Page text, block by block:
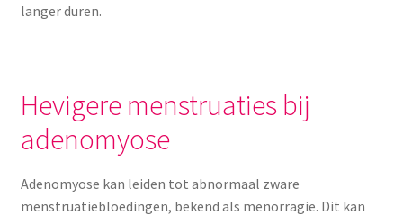
langer duren.
Hevigere menstruaties bij
adenomyose
Adenomyose kan leiden tot abnormaal zware
menstruatiebloedingen, bekend als menorragie. Dit kan